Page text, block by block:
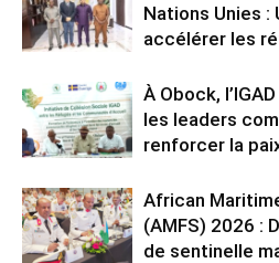
Nations Unies :
accélérer les
À Obock,
les leaders
renforcer la
African
(AMFS) 2026 :
de sentinelle